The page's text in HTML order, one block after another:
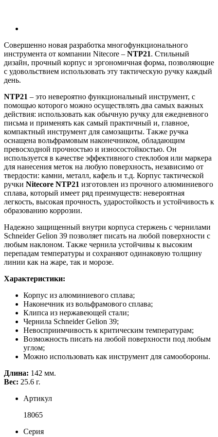
Совершенно новая разработка многофункционального
инструмента от компании Nitecore – NTP21. Стильный
дизайн, прочный корпус и эргономичная форма, позволяющие
с удовольствием использовать эту тактическую ручку каждый
день.
NTP21 – это невероятно функциональный инструмент, с
помощью которого можно осуществлять два самых важных
действия: использовать как обычную ручку для ежедневного
письма и применять как самый практичный и, главное,
компактный инструмент для самозащиты. Также ручка
оснащена вольфрамовым наконечником, обладающим
превосходной прочностью и износостойкостью. Он
используется в качестве эффективного стеклобоя или маркера
для нанесения меток на любую поверхность, независимо от
твердости: камни, металл, кафель и т.д. Корпус тактической
ручки Nitecore NTP21 изготовлен из прочного алюминиевого
сплава, который имеет ряд преимуществ: невероятная
легкость, высокая прочность, ударостойкость и устойчивость к
образованию коррозии.
Надежно защищенный внутри корпуса стержень с чернилами
Schneider Gelion 39 позволяет писать на любой поверхности с
любым наклоном. Также чернила устойчивы к высоким
перепадам температуры и сохраняют одинаковую толщину
линии как на жаре, так и морозе.
Характеристики:
Корпус из алюминиевого сплава;
Наконечник из вольфрамового сплава;
Клипса из нержавеющей стали;
Чернила Schneider Gelion 39;
Невосприимчивость к критическим температурам;
Возможность писать на любой поверхности под любым
углом;
Можно использовать как инструмент для самообороны.
Длина: 142 мм.
Вес: 25.6 г.
Артикул
18065
Серия